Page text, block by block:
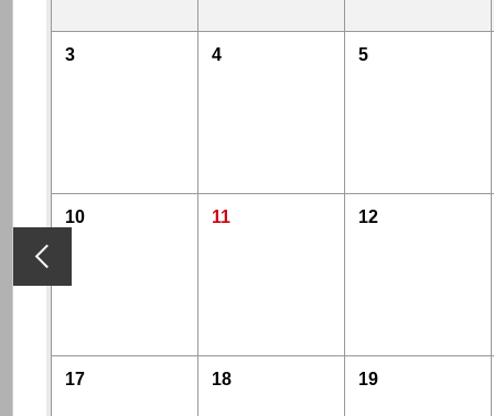
3 4 5
10 11 12
17 18 19